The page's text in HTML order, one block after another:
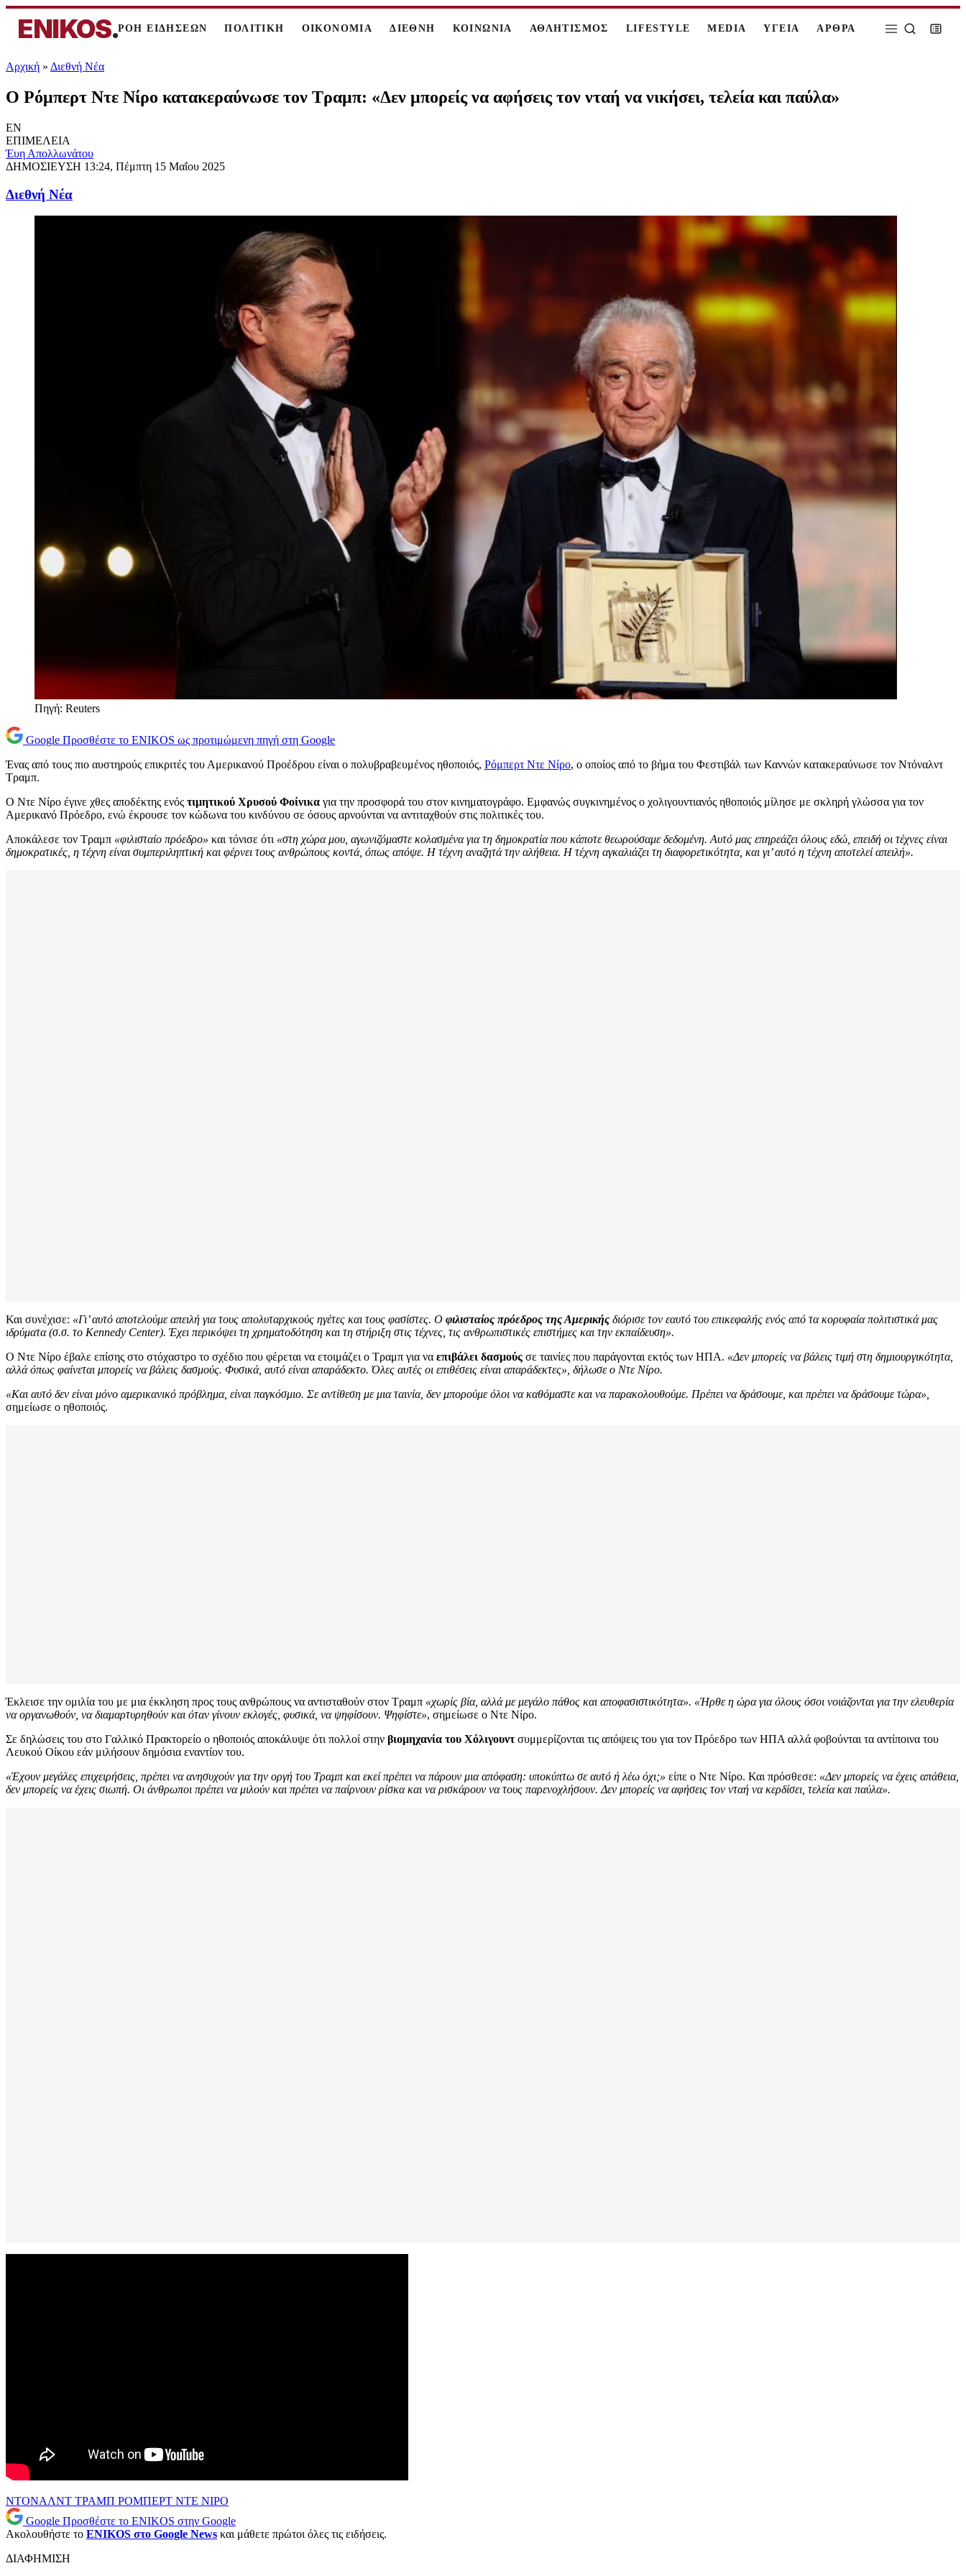
ENIKOS.ΡΟΗ ΕΙΔΗΣΕΩΝ ΠΟΛΙΤΙΚΗ ΟΙΚΟΝΟΜΙΑ ΔΙΕΘΝΗ ΚΟΙΝΩΝΙΑ ΑΘΛΗΤΙΣΜΟΣ LIFESTYLE MEDIA ΥΓΕΙΑ ΑΡΘΡΑ
Αρχική » Διεθνή Νέα
Ο Ρόμπερτ Ντε Νίρο κατακεραύνωσε τον Τραμπ: «Δεν μπορείς να αφήσεις τον νταή να νικήσει, τελεία και παύλα»
EN
ΕΠΙΜΕΛΕΙΑ
Έυη Απολλωνάτου
ΔΗΜΟΣΙΕΥΣΗ 13:24, Πέμπτη 15 Μαΐου 2025
Διεθνή Νέα
Πηγή: Reuters
Google Προσθέστε το ENIKOS ως προτιμώμενη πηγή στη Google
Ένας από τους πιο αυστηρούς επικριτές του Αμερικανού Προέδρου είναι ο πολυβραβευμένος ηθοποιός, Ρόμπερτ Ντε Νίρο, ο οποίος από το βήμα του Φεστιβάλ των Καννών κατακεραύνωσε τον Ντόναλντ
Τραμπ.
Ο Ντε Νίρο έγινε χθες αποδέκτης ενός τιμητικού Χρυσού Φοίνικα για την προσφορά του στον κινηματογράφο. Εμφανώς συγκινημένος ο χολιγουντιανός ηθοποιός μίλησε με σκληρή γλώσσα για τον
Αμερικανό Πρόεδρο, ενώ έκρουσε τον κώδωνα του κινδύνου σε όσους αρνούνται να αντιταχθούν στις πολιτικές του.
Αποκάλεσε τον Τραμπ «φιλισταίο πρόεδρο» και τόνισε ότι «στη χώρα μου, αγωνιζόμαστε κολασμένα για τη δημοκρατία που κάποτε θεωρούσαμε δεδομένη. Αυτό μας επηρεάζει όλους εδώ, επειδή οι τέχνες είναι
δημοκρατικές, η τέχνη είναι συμπεριληπτική και φέρνει τους ανθρώπους κοντά, όπως απόψε. Η τέχνη αναζητά την αλήθεια. Η τέχνη αγκαλιάζει τη διαφορετικότητα, και γι’ αυτό η τέχνη αποτελεί απειλή».
Και συνέχισε: «Γι’ αυτό αποτελούμε απειλή για τους απολυταρχικούς ηγέτες και τους φασίστες. Ο φιλισταίος πρόεδρος της Αμερικής διόρισε τον εαυτό του επικεφαλής ενός από τα κορυφαία πολιτιστικά μας
ιδρύματα (σ.σ. το Kennedy Center). Έχει περικόψει τη χρηματοδότηση και τη στήριξη στις τέχνες, τις ανθρωπιστικές επιστήμες και την εκπαίδευση».
Ο Ντε Νίρο έβαλε επίσης στο στόχαστρο το σχέδιο που φέρεται να ετοιμάζει ο Τραμπ για να επιβάλει δασμούς σε ταινίες που παράγονται εκτός των ΗΠΑ. «Δεν μπορείς να βάλεις τιμή στη δημιουργικότητα,
αλλά όπως φαίνεται μπορείς να βάλεις δασμούς. Φυσικά, αυτό είναι απαράδεκτο. Όλες αυτές οι επιθέσεις είναι απαράδεκτες», δήλωσε ο Ντε Νίρο.
«Και αυτό δεν είναι μόνο αμερικανικό πρόβλημα, είναι παγκόσμιο. Σε αντίθεση με μια ταινία, δεν μπορούμε όλοι να καθόμαστε και να παρακολουθούμε. Πρέπει να δράσουμε, και πρέπει να δράσουμε τώρα»,
σημείωσε ο ηθοποιός.
Έκλεισε την ομιλία του με μια έκκληση προς τους ανθρώπους να αντισταθούν στον Τραμπ «χωρίς βία, αλλά με μεγάλο πάθος και αποφασιστικότητα». «Ήρθε η ώρα για όλους όσοι νοιάζονται για την ελευθερία
να οργανωθούν, να διαμαρτυρηθούν και όταν γίνουν εκλογές, φυσικά, να ψηφίσουν. Ψηφίστε», σημείωσε ο Ντε Νίρο.
Σε δηλώσεις του στο Γαλλικό Πρακτορείο ο ηθοποιός αποκάλυψε ότι πολλοί στην βιομηχανία του Χόλιγουντσυμμερίζονται τις απόψεις του για τον Πρόεδρο των ΗΠΑ αλλά φοβούνται τα αντίποινα του
Λευκού Οίκου εάν μιλήσουν δημόσια εναντίον του.
«Έχουν μεγάλες επιχειρήσεις, πρέπει να ανησυχούν για την οργή του Τραμπ και εκεί πρέπει να πάρουν μια απόφαση: υποκύπτω σε αυτό ή λέω όχι;» είπε ο Ντε Νίρο. Και πρόσθεσε: «Δεν μπορείς να έχεις απάθεια,
δεν μπορείς να έχεις σιωπή. Οι άνθρωποι πρέπει να μιλούν και πρέπει να παίρνουν ρίσκα και να ρισκάρουν να τους παρενοχλήσουν. Δεν μπορείς να αφήσεις τον νταή να κερδίσει, τελεία και παύλα».
ΝΤΟΝΑΛΝΤ ΤΡΑΜΠ ΡΟΜΠΕΡΤ ΝΤΕ ΝΙΡΟ
Google Προσθέστε το ENIKOS στην Google
Ακολουθήστε το ENIKOS στο Google News και μάθετε πρώτοι όλες τις ειδήσεις.
ΔΙΑΦΗΜΙΣΗ